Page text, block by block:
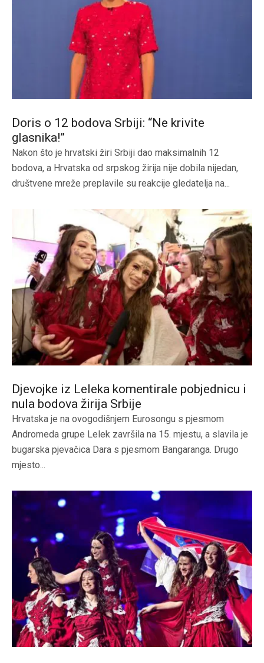
Doris o 12 bodova Srbiji: “Ne krivite
glasnika!”
Nakon što je hrvatski žiri Srbiji dao maksimalnih 12
bodova, a Hrvatska od srpskog žirija nije dobila nijedan,
društvene mreže preplavile su reakcije gledatelja na...
Djevojke iz Leleka komentirale pobjednicu i
nula bodova žirija Srbije
Hrvatska je na ovogodišnjem Eurosongu s pjesmom
Andromeda grupe Lelek završila na 15. mjestu, a slavila je
bugarska pjevačica Dara s pjesmom Bangaranga. Drugo
mjesto...